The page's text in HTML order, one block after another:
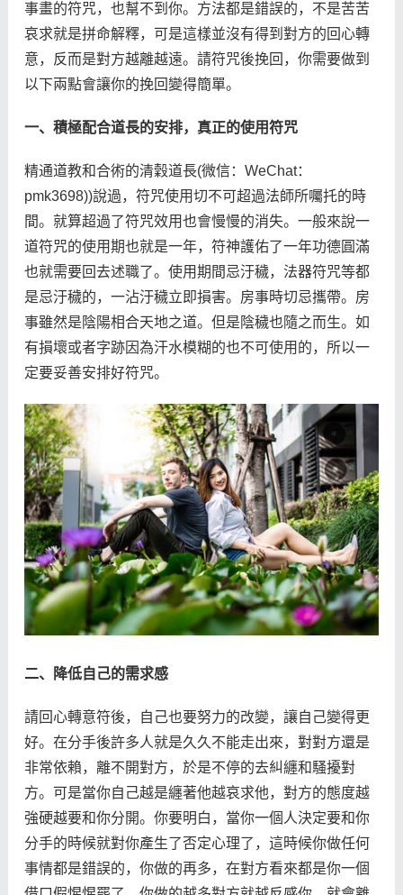
算命
八字命理 八字合婚 運勢測算
事畫的符咒，也幫不到你。方法都是錯誤的，不是苦苦
哀求就是拼命解釋，可是這樣並沒有得到對方的回心轉
意，反而是對方越離越遠。請符咒後挽回，你需要做到
以下兩點會讓你的挽回變得簡單。
一、積極配合道長的安排，真正的使用符咒
精通道教和合術的清穀道長(微信：WeChat：
pmk3698))說過，符咒使用切不可超過法師所囑托的時
間。就算超過了符咒效用也會慢慢的消失。一般來說一
道符咒的使用期也就是一年，符神護佑了一年功德圓滿
也就需要回去述職了。使用期間忌汙穢，法器符咒等都
是忌汙穢的，一沾汙穢立即損害。房事時切忌攜帶。房
事雖然是陰陽相合天地之道。但是陰穢也隨之而生。如
有損壞或者字跡因為汗水模糊的也不可使用的，所以一
定要妥善安排好符咒。
二、降低自己的需求感
請回心轉意符後，自己也要努力的改變，讓自己變得更
好。在分手後許多人就是久久不能走出來，對對方還是
非常依賴，離不開對方，於是不停的去糾纏和騷擾對
方。可是當你自己越是纏著他越哀求他，對方的態度越
強硬越要和你分開。你要明白，當你一個人決定要和你
分手的時候就對你產生了否定心理了，這時候你做任何
事情都是錯誤的，你做的再多，在對方看來都是你一個